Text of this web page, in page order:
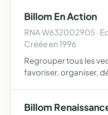
Billom En Action
RNA W632002905 ·
Créée en 1996
Regrouper tous les
favoriser, organiser,
Billom